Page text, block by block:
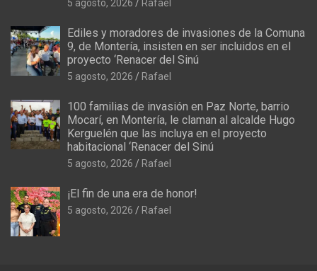
5 agosto, 2026 Rafael
Ediles y moradores de invasiones de la Comuna
9, de Montería, insisten en ser incluidos en el
proyecto ‘Renacer del Sinú
5 agosto, 2026 Rafael
100 familias de invasión en Paz Norte, barrio
Mocarí, en Montería, le claman al alcalde Hugo
Kerguelén que las incluya en el proyecto
habitacional ‘Renacer del Sinú
5 agosto, 2026 Rafael
¡El fin de una era de honor!
5 agosto, 2026 Rafael